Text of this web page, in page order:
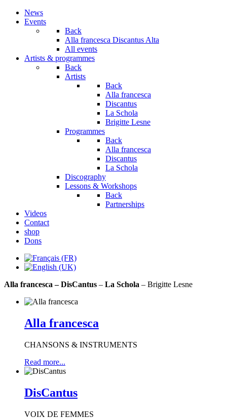
News
Events
Back
Alla francesca Discantus Alta
All events
Artists & programmes
Back
Artists
Back
Alla francesca
Discantus
La Schola
Brigitte Lesne
Programmes
Back
Alla francesca
Discantus
La Schola
Discography
Lessons & Workshops
Back
Partnerships
Videos
Contact
shop
Dons
Alla francesca – DisCantus – La Schola – Brigitte Lesne
Alla francesca
CHANSONS & INSTRUMENTS
Read more...
DisCantus
VOIX DE FEMMES
Month
Month